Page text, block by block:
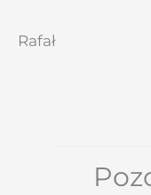
Rafał